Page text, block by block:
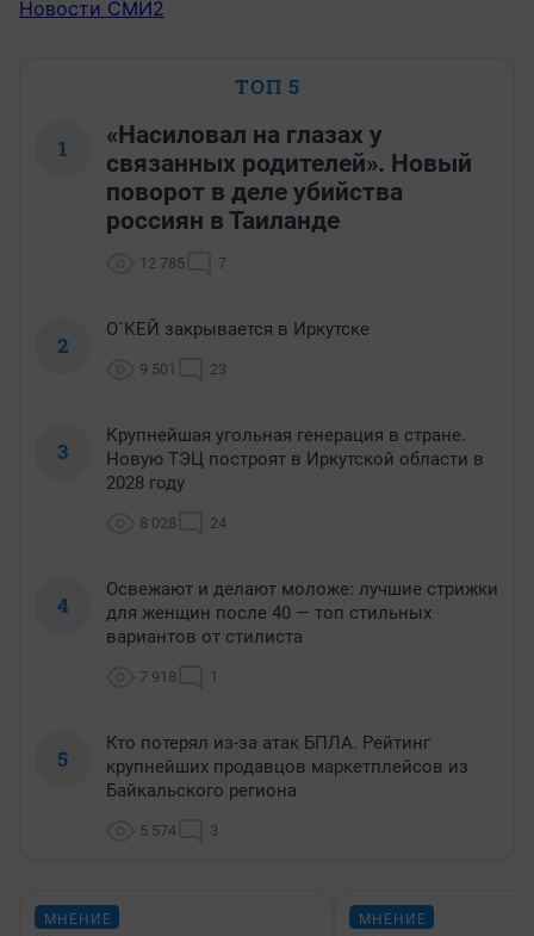
Новости СМИ2
ТОП 5
1
«Насиловал на глазах у
связанных родителей». Новый
поворот в деле убийства
россиян в Таиланде
12 785 7
2
О`КЕЙ закрывается в Иркутске
9 501 23
3
Крупнейшая угольная генерация в стране.
Новую ТЭЦ построят в Иркутской области в
2028 году
8 028 24
4
Освежают и делают моложе: лучшие стрижки
для женщин после 40 — топ стильных
вариантов от стилиста
7 918 1
5
Кто потерял из-за атак БПЛА. Рейтинг
крупнейших продавцов маркетплейсов из
Байкальского региона
5 574 3
МНЕНИЕ МНЕНИЕ